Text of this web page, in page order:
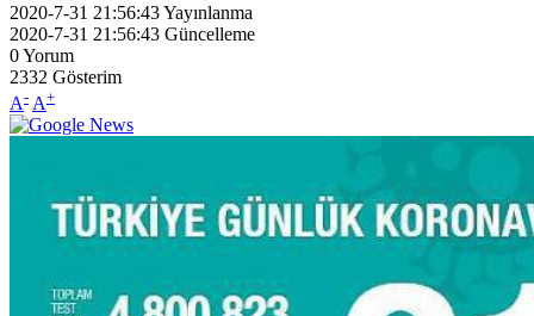
2020-7-31 21:56:43Yayınlanma
2020-7-31 21:56:43 Güncelleme
0Yorum
2332 Gösterim
A- A+